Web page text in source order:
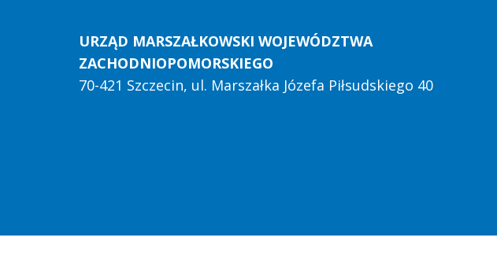
URZĄD MARSZAŁKOWSKI WOJEWÓDZTWA
ZACHODNIOPOMORSKIEGO
70-421 Szczecin, ul. Marszałka Józefa Piłsudskiego 40